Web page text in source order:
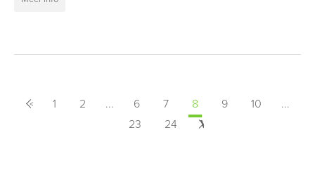
< Vorige
1 2 ... 6 7 8 9 10
...
23
24 Volgende